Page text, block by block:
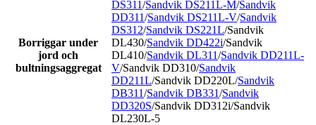
Borriggar under
jord och
bultningsaggregat
DS311/Sandvik DS211L-M/Sandvik
DD311/Sandvik DS211L-V/Sandvik
DS312/Sandvik DS221L/Sandvik
DL430/Sandvik DD422i/Sandvik
DL410/Sandvik DL311/Sandvik DD211L-
V/Sandvik DD310/Sandvik
DD211L/Sandvik DD220L/Sandvik
DB311/Sandvik DB331/Sandvik
DD320S/Sandvik DD312i/Sandvik
DL230L-5